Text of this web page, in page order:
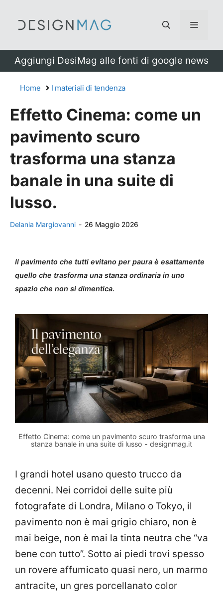
Menu
Aggiungi DesiMag alle fonti di google news
Home I materiali di tendenza
Effetto Cinema: come un
pavimento scuro
trasforma una stanza
banale in una suite di
lusso.
Delania Margiovanni - 26 Maggio 2026
Il pavimento che tutti evitano per paura è esattamente
quello che trasforma una stanza ordinaria in uno
spazio che non si dimentica.
Effetto Cinema: come un pavimento scuro trasforma una
stanza banale in una suite di lusso - designmag.it
I grandi hotel usano questo trucco da
decenni. Nei corridoi delle suite più
fotografate di Londra, Milano o Tokyo, il
pavimento non è mai grigio chiaro, non è
mai beige, non è mai la tinta neutra che “va
bene con tutto”. Sotto ai piedi trovi spesso
un rovere affumicato quasi nero, un marmo
antracite, un gres porcellanato color